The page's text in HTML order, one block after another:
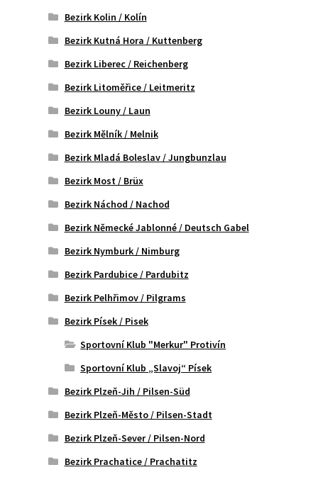
Bezirk Kolin / Kolín
Bezirk Kutná Hora / Kuttenberg
Bezirk Liberec / Reichenberg
Bezirk Litoměřice / Leitmeritz
Bezirk Louny / Laun
Bezirk Mělník / Melnik
Bezirk Mladá Boleslav / Jungbunzlau
Bezirk Most / Brüx
Bezirk Náchod / Nachod
Bezirk Německé Jablonné / Deutsch Gabel
Bezirk Nymburk / Nimburg
Bezirk Pardubice / Pardubitz
Bezirk Pelhřimov / Pilgrams
Bezirk Písek / Pisek
Sportovní Klub "Merkur" Protivín
Sportovní Klub „Slavoj“ Písek
Bezirk Plzeň-Jih / Pilsen-Süd
Bezirk Plzeň-Město / Pilsen-Stadt
Bezirk Plzeň-Sever / Pilsen-Nord
Bezirk Prachatice / Prachatitz